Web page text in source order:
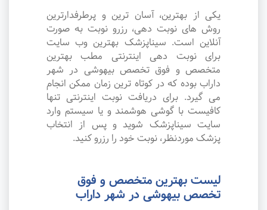
یکی از بهترین، آسان ترین و پرطرفدارترین
روش های نوبت دهی، رزرو نوبت به صورت
آنلاین است. سیناپزشک بهترین وب سایت
برای نوبت دهی اینترنتی مطب بهترین
متخصص و فوق تخصص بیهوشی در شهر
داراب بوده که در کوتاه ترین زمان ممکن انجام
می گیرد. برای دریافت نوبت اینترنتی تنها
کافیست با گوشی هوشمند و یا سیستم وارد
سایت سیناپزشک شوید و پس از انتخاب
پزشک موردنظر، نوبت خود را رزرو کنید.
لیست بهترین متخصص و فوق
تخصص بیهوشی در شهر داراب